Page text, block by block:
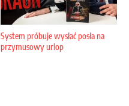
System próbuje wysłać posła na
przymusowy urlop